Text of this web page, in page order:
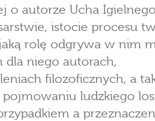
o autorze Ucha
istocie procesu
rolę odgrywa w nim
dla niego autorach,
filozoficznych, a
pojmowaniu ludzkiego
a